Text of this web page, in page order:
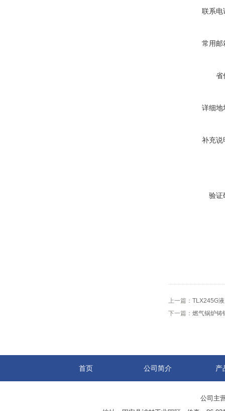
联系电
常用邮
省
详细地
补充说
验证
上一篇： TLX245G
下一篇： 燃气锅炉铸
首页 公司简介 产
公司主